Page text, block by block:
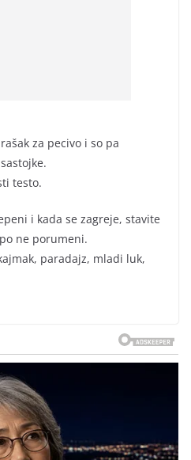
za pecivo i so pa
testo.
i kada se zagreje, stavite
ne porumeni.
paradajz, mladi luk,